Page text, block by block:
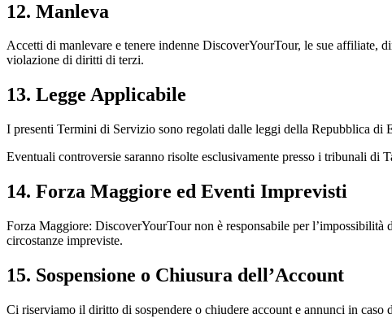
12. Manleva
Accetti di manlevare e tenere indenne DiscoverYourTour, le sue affiliate,
violazione di diritti di terzi.
13. Legge Applicabile
I presenti Termini di Servizio sono regolati dalle leggi della Repubblica di
Eventuali controversie saranno risolte esclusivamente presso i tribunali di
14. Forza Maggiore ed Eventi Imprevisti
Forza Maggiore: DiscoverYourTour non è responsabile per
circostanze impreviste.
15. Sospensione o Chiusura dell’Account
Ci riserviamo il diritto di sospendere o chiudere account e annunci in